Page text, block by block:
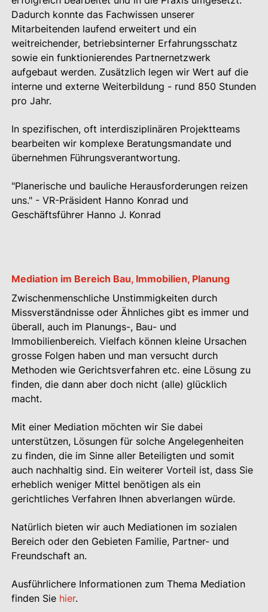
Dadurch konnte das Fachwissen unserer
Mitarbeitenden laufend erweitert und ein
weitreichender, betriebsinterner Erfahrungsschatz
sowie ein funktionierendes Partnernetzwerk
aufgebaut werden. Zusätzlich legen wir Wert auf die
interne und externe Weiterbildung - rund 850 Stunden
pro Jahr.
In spezifischen, oft interdisziplinären Projektteams
bearbeiten wir komplexe Beratungsmandate und
übernehmen Führungsverantwortung.
"Planerische und bauliche Herausforderungen reizen
uns." - VR-Präsident Hanno Konrad und
Geschäftsführer Hanno J. Konrad
Mediation im Bereich Bau, Immobilien, Planung
Zwischenmenschliche Unstimmigkeiten durch
Missverständnisse oder Ähnliches gibt es immer und
überall, auch im Planungs-, Bau- und
Immobilienbereich. Vielfach können kleine Ursachen
grosse Folgen haben und man versucht durch
Methoden wie Gerichtsverfahren etc. eine Lösung zu
finden, die dann aber doch nicht (alle) glücklich
macht.
Mit einer Mediation möchten wir Sie dabei
unterstützen, Lösungen für solche Angelegenheiten
zu finden, die im Sinne aller Beteiligten und somit
auch nachhaltig sind. Ein weiterer Vorteil ist, dass Sie
erheblich weniger Mittel benötigen als ein
gerichtliches Verfahren Ihnen abverlangen würde.
Natürlich bieten wir auch Mediationen im sozialen
Bereich oder den Gebieten Familie, Partner- und
Freundschaft an.
Ausführlichere Informationen zum Thema Mediation
finden Sie hier.